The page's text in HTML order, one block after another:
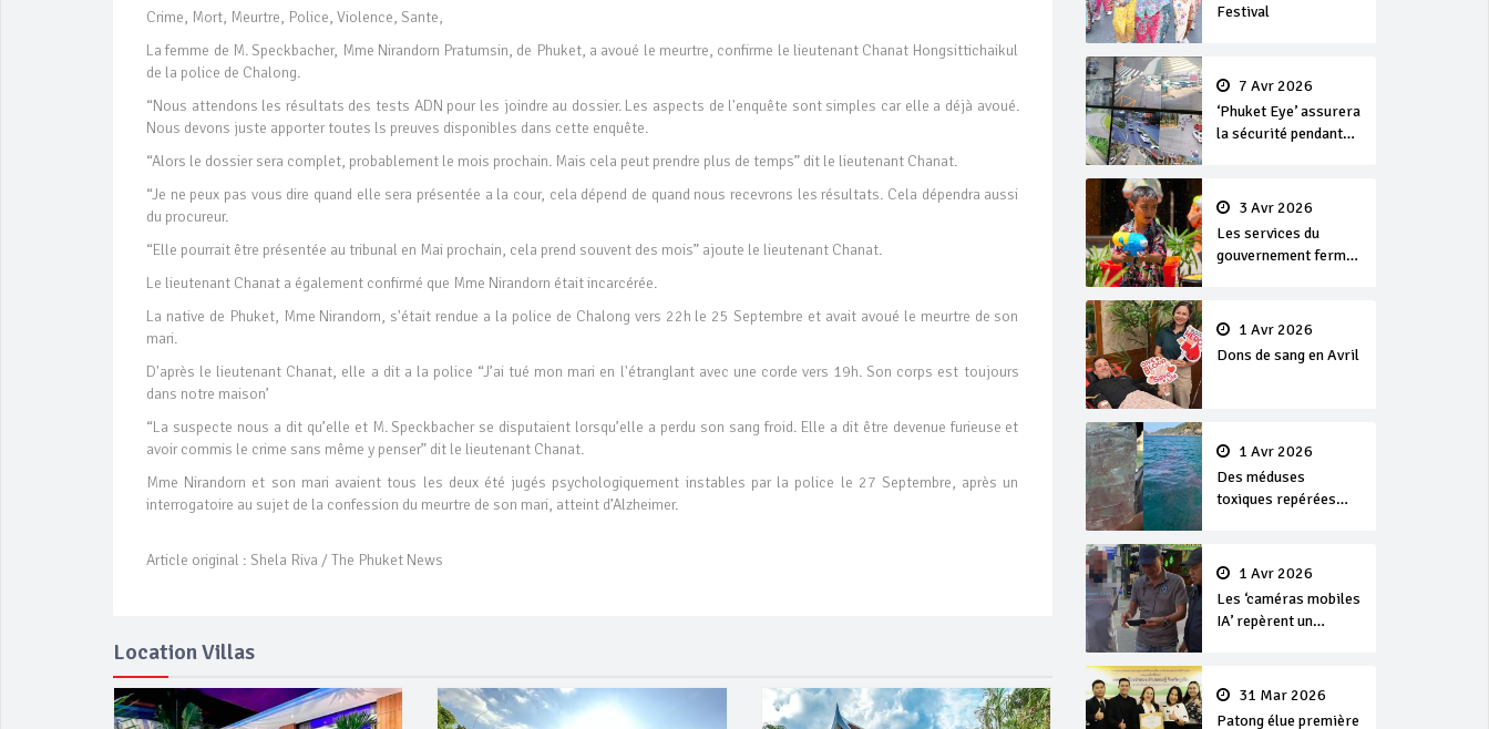
Crime, Mort, Meurtre, Police, Violence, Sante,
La femme de M. Speckbacher, Mme Nirandorn Pratumsin, de Phuket, a avoué le meurtre, confirme le lieutenant Chanat Hongsittichaikul
de la police de Chalong.
“Nous attendons les résultats des tests ADN pour les joindre au dossier. Les aspects de l'enquête sont simples car elle a déjà avoué.
Nous devons juste apporter toutes ls preuves disponibles dans cette enquête.
“Alors le dossier sera complet, probablement le mois prochain. Mais cela peut prendre plus de temps” dit le lieutenant Chanat.
“Je ne peux pas vous dire quand elle sera présentée a la cour, cela dépend de quand nous recevrons les résultats. Cela dépendra aussi
du procureur.
“Elle pourrait être présentée au tribunal en Mai prochain, cela prend souvent des mois” ajoute le lieutenant Chanat.
Le lieutenant Chanat a également confirmé que Mme Nirandorn était incarcérée.
La native de Phuket, Mme Nirandorn, s'était rendue a la police de Chalong vers 22h le 25 Septembre et avait avoué le meurtre de son
mari.
D'après le lieutenant Chanat, elle a dit a la police “J’ai tué mon mari en l'étranglant avec une corde vers 19h. Son corps est toujours
dans notre maison’
“La suspecte nous a dit qu’elle et M. Speckbacher se disputaient lorsqu’elle a perdu son sang froid. Elle a dit être devenue furieuse et
avoir commis le crime sans même y penser” dit le lieutenant Chanat.
Mme Nirandorn et son mari avaient tous les deux été jugés psychologiquement instables par la police le 27 Septembre, après un
interrogatoire au sujet de la confession du meurtre de son mari, atteint d’Alzheimer.
Article original : Shela Riva / The Phuket News
Festival
7 Avr 2026
‘Phuket Eye’ assurera
la sécurité pendant
3 Avr 2026
Les services du
gouvernement fermés
Songkran
1 Avr 2026
Dons de sang en Avril
1 Avr 2026
Des méduses
toxiques repérées
1 Avr 2026
Les ‘caméras mobiles
IA’ repèrent un
séjour31 Mar 2026
Patong élue première
Location Villas